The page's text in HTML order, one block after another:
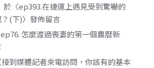
於〈ep393.在捷運上遇見受到驚嚇的
(下)〉發佈留言
ep76. 怎麼渡過喪妻的第一個農曆新
接到媒體記者來電訪問，你該有的基本